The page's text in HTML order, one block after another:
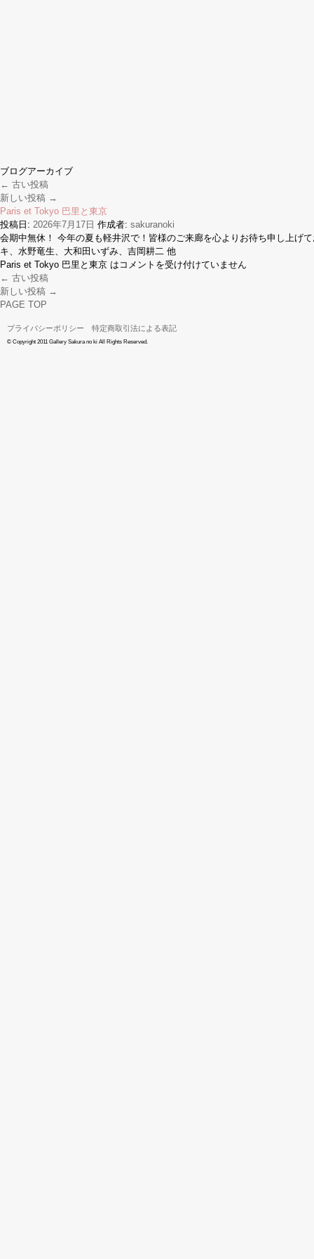
ブログアーカイブ
← 古い投稿
新しい投稿 →
Paris et Tokyo 巴里と東京
投稿日: 2026年7月17日 作成者: sakuranoki
会期中無休！ 今年の夏も軽井沢で！皆様のご来廊を心よりお待ち申し上げ
キ、水野竜生、大和田いずみ、吉岡耕二 他
Paris et Tokyo 巴里と東京 は コメントを受け付けていません
← 古い投稿
新しい投稿 →
PAGE TOP
プライバシーポリシー 特定商取引法による表記
© Copyright 2011 Gallery Sakura no ki All Rights Reserved.